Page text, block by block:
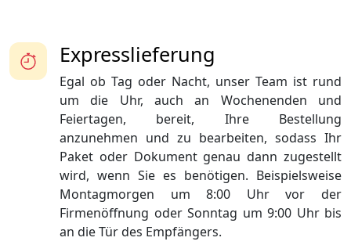
Expresslieferung
Egal ob Tag oder Nacht, unser Team ist rund
um die Uhr, auch an Wochenenden und
Feiertagen, bereit, Ihre Bestellung
anzunehmen und zu bearbeiten, sodass Ihr
Paket oder Dokument genau dann zugestellt
wird, wenn Sie es benötigen. Beispielsweise
Montagmorgen um 8:00 Uhr vor der
Firmenöffnung oder Sonntag um 9:00 Uhr bis
an die Tür des Empfängers.